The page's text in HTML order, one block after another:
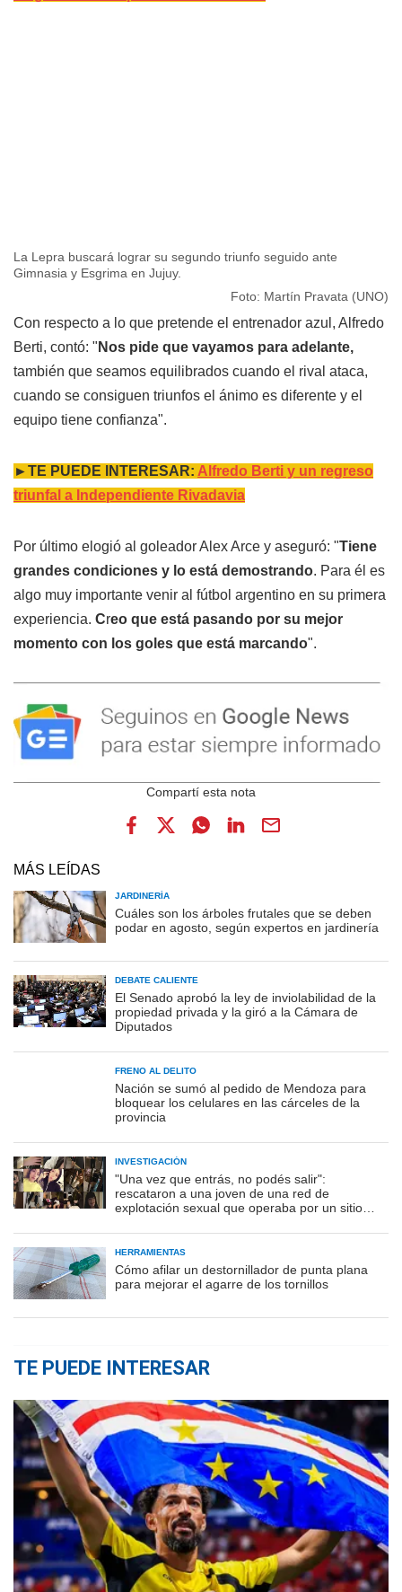
La Lepra buscará lograr su segundo triunfo seguido ante
Gimnasia y Esgrima en Jujuy.
Foto: Martín Pravata (UNO)
Con respecto a lo que pretende el entrenador azul, Alfredo
Berti, contó: " Nos pide que vayamos para adelante,
también que seamos equilibrados cuando el rival ataca,
cuando se consiguen triunfos el ánimo es diferente y el
equipo tiene confianza".
►TE PUEDE INTERESAR: Alfredo Berti y un regreso
triunfal a Independiente Rivadavia
Por último elogió al goleador Alex Arce y aseguró: "Tiene
grandes condiciones y lo está demostrando. Para él es
algo muy importante venir al fútbol argentino en su primera
experiencia. Creo que está pasando por su mejor
momento con los goles que está marcando".
MÁS LEÍDAS
JARDINERÍA
Cuáles son los árboles frutales que se deben
podar en agosto, según expertos en jardinería
DEBATE CALIENTE
El Senado aprobó la ley de inviolabilidad de la
propiedad privada y la giró a la Cámara de
Diputados
FRENO AL DELITO
Nación se sumó al pedido de Mendoza para
bloquear los celulares en las cárceles de la
provincia
INVESTIGACIÓN
"Una vez que entrás, no podés salir":
rescataron a una joven de una red de
explotación sexual que operaba por un sitio
HERRAMIENTAS
Cómo afilar un destornillador de punta plana
para mejorar el agarre de los tornillos
TE PUEDE INTERESAR